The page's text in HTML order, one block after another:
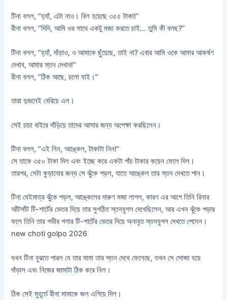
টিনা বলল, “হ্যাঁ, এটা নাও। বিল হয়েছে ৩৫৫ টাকা!”
রীনা বলল, “দিদি, আমি ওর সাথে একটু মজা করতে চাই… তুমি কী বলছ?”
টিনা বলল, “হ্যাঁ, দাঁড়াও, ও আমাকে ছুঁয়েছে, তাই না? এবার আমি ওকে আমার আকর্ষণ
দেখাব, আমার স্তন দেখাব!”
রীনা বলল, “ঠিক আছে, চলো যাই।”
তারা দুজনেই বেরিয়ে এল।
সেই চাচা বাইরে দাঁড়িয়ে তাদের আসার জন্য অপেক্ষা করছিলেন।
টিনা বলল, “এই নিন, আঙ্কেল, টাকাটা নিন!”
সে তাকে ৩৫০ টাকা দিল এবং ইচ্ছে করে একটা পাঁচ টাকার কয়েন ফেলে দিল।
তারপর, সেটা কুড়ানোর জন্য সে ঝুঁকে পড়ল, যাতে আঙ্কেল তার স্তন দেখতে পান।
টিনা যেইমাত্র ঝুঁকে পড়ল, আঙ্কেলের দারুণ মজা লাগল, কারণ এর আগে তিনি রিনার
আঁটসাঁট টি-শার্টের ভেতর দিয়ে তার সুগঠিত স্তনযুগল দেখেছিলেন, আর এখন ঝুঁকে পড়ার
ফলে তিনি তার গভীর গলার টি-শার্টের ভেতর দিয়ে অনাবৃত স্তনযুগল দেখতে পেলেন।
new choti golpo 2026
যখন টিনা বুঝতে পারল যে তার মামা তার স্তন দেখে ফেলেছে, তখন সে সোজা হয়ে
দাঁড়াল এবং নিজের জামাটা ঠিক করে নিল।
ঠিক সেই মুহূর্তে রীনা মামাকে জল এগিয়ে দিল।